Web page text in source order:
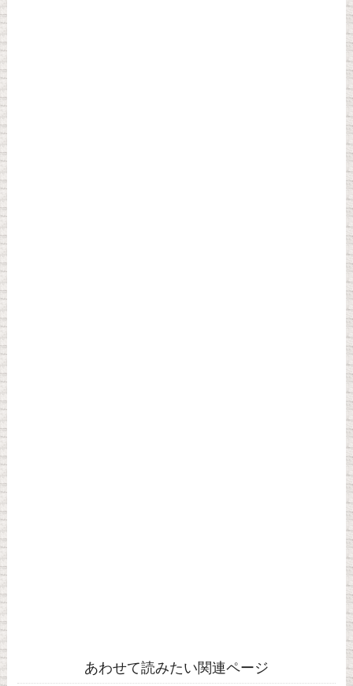
あわせて読みたい関連ページ